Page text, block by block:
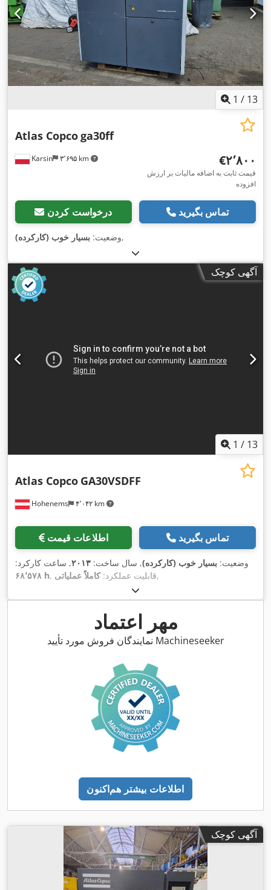
1 / 13
Karsin ۳٬۶۹۵ km
Atlas Copcoga30ff
‎€۲٬۸۰۰
قیمت ثابت به اضافه مالیات بر ارزش
افزوده
درخواست کردن تماس بگیرید
وضعیت: بسیار خوب (کارکرده) ,
آگهی کوچک
1 / 13
Hohenems ۴٬۰۴۲ km
Atlas Copco GA30VSDFF
اطلاعات قیمت تماس بگیرید
وضعیت: بسیار خوب (کارکرده), سال ساخت: ۲۰۱۳, ساعت کارکرد:
۶۸٬۵۷۸ h
, قابلیت عملکرد:کاملاً عملیاتی ,
مهر اعتماد
نمایندگان فروش مورد تأیید Machineseeker
اطلاعات بیشتر هم‌اکنون
آگهی کوچک